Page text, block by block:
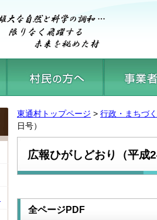
東通村トップページ > 行政・まちづ
日号）
広報ひがしどおり（平成
全ページPDF